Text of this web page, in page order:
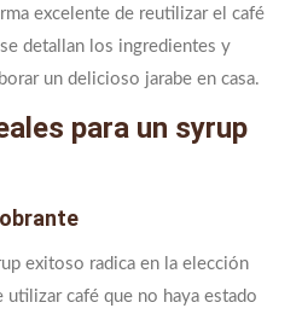
excelente de reutilizar el café
detallan los ingredientes y
un delicioso jarabe en casa.
para un syrup
exitoso radica en la elección
utilizar café que no haya estado